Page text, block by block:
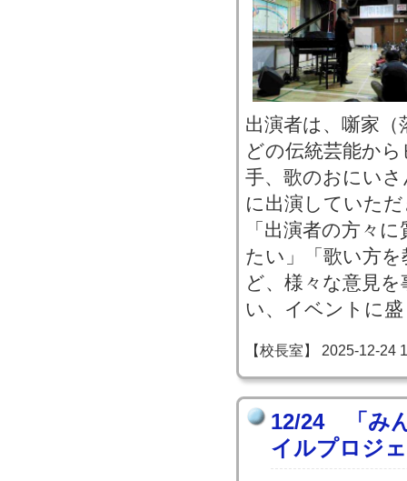
出演者は、噺家（
どの伝統芸能か
手、歌のおにい
に出演していた
「出演者の方々
たい」「歌い方
ど、様々な意見
い、イベントに
【校長室】 2025-12-24
12/24 「み
イルプロジ